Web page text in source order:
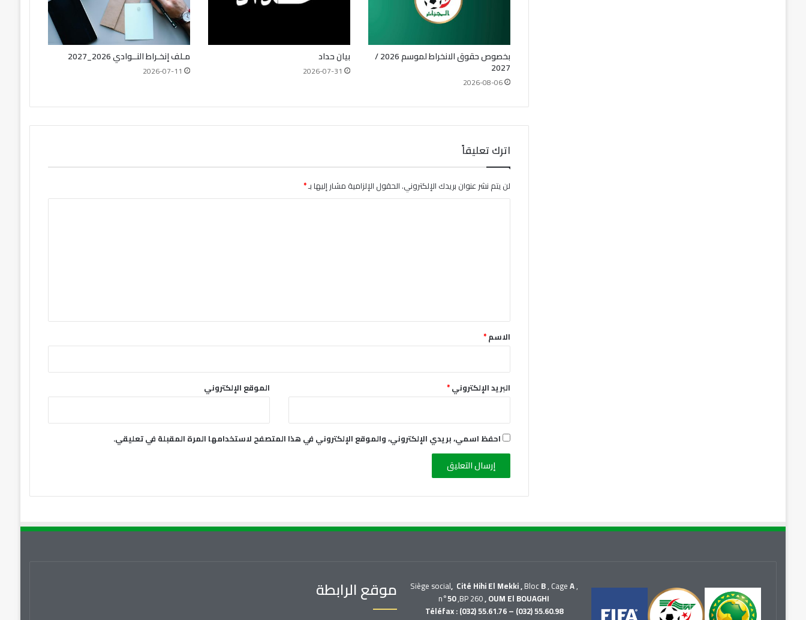
بخصوص حقوق الانخراط لموسم 2026 /
2027
2026-08-06
بيان حداد
2026-07-31
مـلف إنخـراط النــوادي 2026_2027
2026-07-11
اترك تعليقاً
لن يتم نشر عنوان بريدك الإلكتروني.الحقول الإلزامية مشار إليها بـ*
*
الاسم*
البريد الإلكتروني* الموقع الإلكتروني
احفظ اسمي، بريدي الإلكتروني، والموقع الإلكتروني في هذا المتصفح لاستخدامها المرة المقبلة في تعليقي.
Siège social, Cité Hihi El Mekki ,BlocB, CageA,
n°50,BP 260, OUM El BOUAGHI
Téléfax : (032) 55.61.76 – (032) 55.60.98
موقع الرابطة